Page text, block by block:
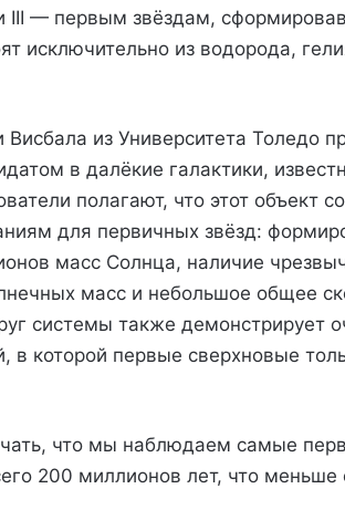
III — первым звёздам,
исключительно из водорода,
из Университета Толедо
в далёкие галактики,
полагают, что этот объект
для первичных звёзд:
масс Солнца, наличие
масс и небольшое общее
системы также демонстрирует
в которой первые сверхновые
что мы наблюдаем самые
200 миллионов лет, что меньше